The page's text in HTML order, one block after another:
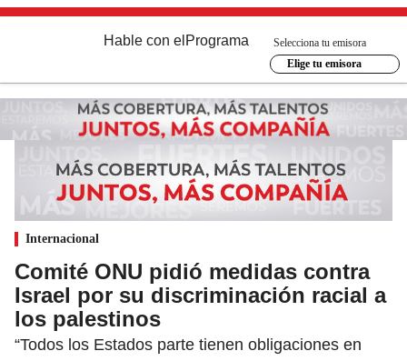
Hable con el Programa
Selecciona tu emisora
Elige tu emisora
Internacional
Comité ONU pidió medidas contra
Israel por su discriminación racial a
los palestinos
“Todos los Estados parte tienen obligaciones en